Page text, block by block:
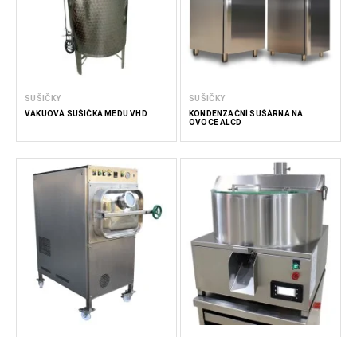
SUŠIČKY
VAKUOVÁ SUŠIČKA MEDU VHD
SUŠIČKY
KONDENZAČNÍ SUŠÁRNA NA
OVOCE ALCD